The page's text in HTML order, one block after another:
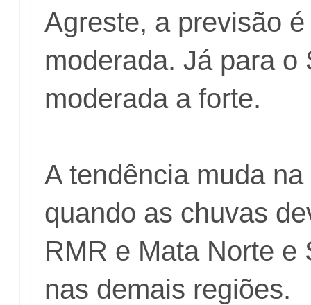
Agreste, a previsão
moderada. Já para o
moderada a forte.
A tendência muda
quando as chuvas
RMR e Mata Norte e
nas demais regiões.